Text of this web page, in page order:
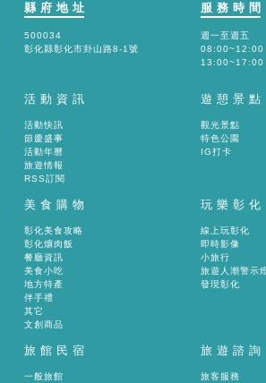
縣府地址
500034
彰化縣彰化市卦山路8-1號
服務時間
週一至週五
08:00~12:00
13:00~17:00
活動資訊
活動快訊
節慶盛事
活動年曆
旅遊情報
RSS訂閱
遊憩景點
觀光景點
特色公園
IG打卡
美食購物
彰化美食攻略
彰化爌肉飯
餐廳資訊
美食小吃
地方特產
伴手禮
其它
文創商品
玩樂彰化
線上玩彰化
即時影像
小旅行
旅遊人潮警示
發現彰化
旅館民宿
一般旅館
旅遊諮詢
旅客服務